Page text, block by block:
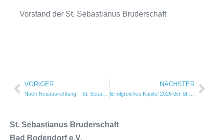
Vorstand der St. Sebastianus Bruderschaft
VORIGER NÄCHSTER
St. Sebastianus Bruderschaft
Bad Bodendorf e.V.